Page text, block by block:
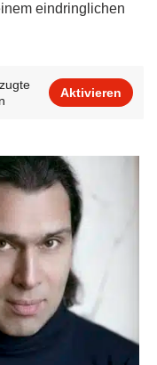
eindringlichen
Aktivieren